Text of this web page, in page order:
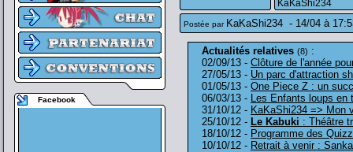
Facebook
KaKaShi234
Postée par KaKaShi234 - 14/04 à
Actualités relatives (8) :
02/09/13 - Clôture de l'année
27/05/13 - Un parc d'attraction
01/05/13 - One Piece Z : un
06/03/13 - Les Enfants loups en
31/10/12 - KaKaShi234 => Mon
25/10/12 - Le Kabuki : Théâtre
18/10/12 - Programme des
10/10/12 - Retrait à venir :